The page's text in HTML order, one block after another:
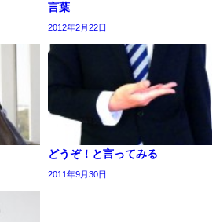
言葉
2012年2月22日
どうぞ！と言ってみる
2011年9月30日